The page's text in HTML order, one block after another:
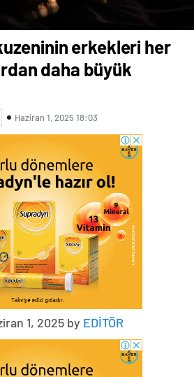
erkekleri her
daha büyük
Haziran 1, 2025 18:03
1, 2025 by EDİTÖR